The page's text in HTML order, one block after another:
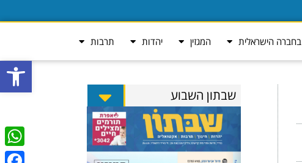
פתח
בחברה הישראלית המגזין יהדות תרבות
שבתון השבוע